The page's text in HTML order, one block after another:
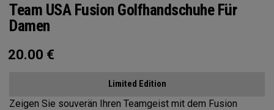
Team USA Fusion Golfhandschuhe Für
Damen
20.00 €
Limited Edition
Zeigen Sie souverän Ihren Teamgeist mit dem Fusion